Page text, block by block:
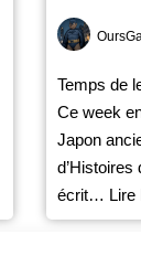
Temps de
Ce week
Japon
d’Histoires
écrit… Lire